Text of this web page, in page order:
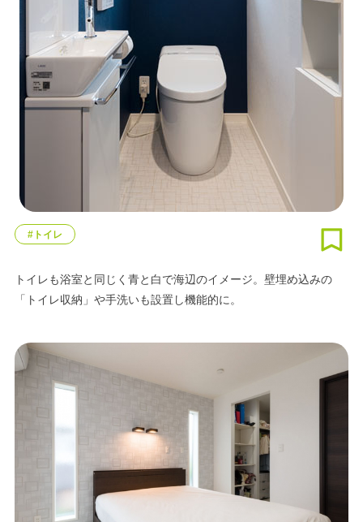
#トイレ
トイレも浴室と同じく青と白で海辺のイメージ。壁埋め込みの
「トイレ収納」や手洗いも設置し機能的に。